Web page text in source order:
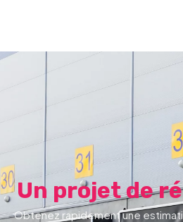
Un projet de
Obtenez rapidement une